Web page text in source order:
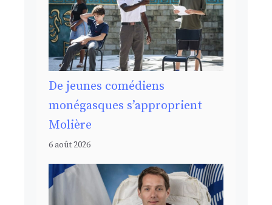
De jeunes comédiens
monégasques s’approprient
Molière
6 août 2026